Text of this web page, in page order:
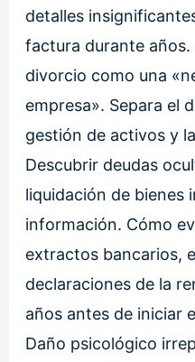
detalles
factura durante
divorcio como una
empresa». Separa el
gestión de activos y
Descubrir deudas
liquidación de bienes
información. Cómo
extractos bancarios,
declaraciones de la
años antes de iniciar
Daño psicológico